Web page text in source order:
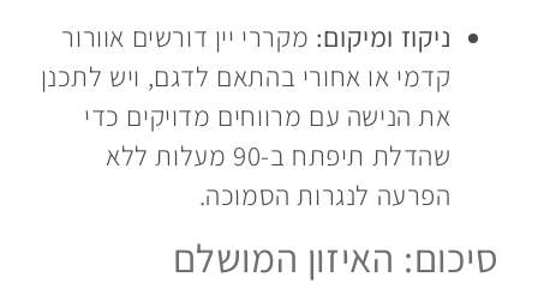
ניקוז ומיקום: מקררי יין דורשים אוורור
קדמי או אחורי בהתאם לדגם, ויש לתכנן
את הנישה עם מרווחים מדויקים כדי
שהדלת תיפתח ב-90 מעלות ללא
הפרעה לנגרות הסמוכה.
סיכום: האיזון המושלם